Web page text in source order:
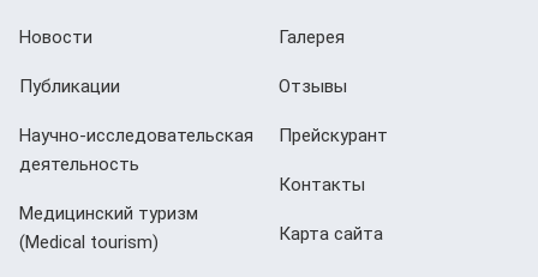
Новости
Публикации
Научно-исследовательская
деятельность
Медицинский туризм
(Мedical tourism)
Галерея
Отзывы
Прейскурант
Контакты
Карта сайта